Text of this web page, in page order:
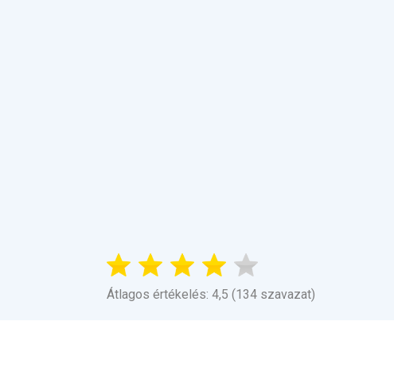
Átlagos értékelés: 4,5 (134 szavazat)